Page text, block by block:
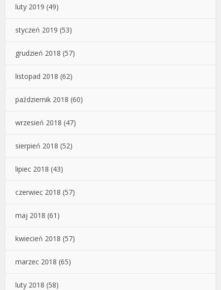
luty 2019 (49)
styczeń 2019 (53)
grudzień 2018 (57)
listopad 2018 (62)
październik 2018 (60)
wrzesień 2018 (47)
sierpień 2018 (52)
lipiec 2018 (43)
czerwiec 2018 (57)
maj 2018 (61)
kwiecień 2018 (57)
marzec 2018 (65)
luty 2018 (58)